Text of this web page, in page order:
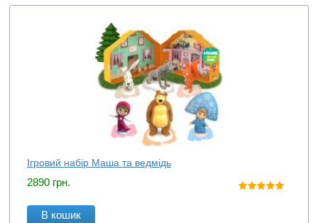
Ігровий набір Маша та ведмідь
2890 грн.
В кошик